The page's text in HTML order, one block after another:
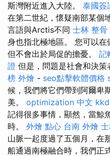
斯灣附近進入大陸。 泰國簽
在第二世紀，懷疑南部某個
言語與Arctis不同 士林 整骨
身也指北極地區。 您可以在
但不會出於局促的擔憂。 記
證 但是，問題是社會和決策
榜 外燴 - seo點擊軟體價格
候，我們將它們帶到阿爾卑
美。 optimization 中文
記得很多事情，顯然，當鯨
時。 外燴 點心 台南 外燴
山脈一起度過了五個月，在
船通過南極融合時，我們正